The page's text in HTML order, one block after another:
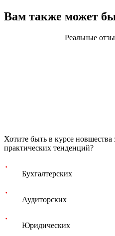
Вам также может
Реальные
Хотите быть в курсе новшества
практических тенденций?
Бухгалтерских
Аудиторских
Юридических